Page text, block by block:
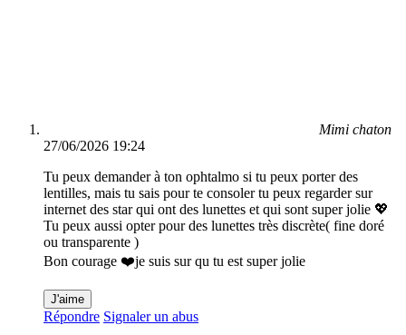
Mimi chaton
27/06/2026 19:24
Tu peux demander à ton ophtalmo si tu peux porter des
lentilles, mais tu sais pour te consoler tu peux regarder sur
internet des star qui ont des lunettes et qui sont super jolie 💖
Tu peux aussi opter pour des lunettes très discrète( fine doré
ou transparente )
Bon courage ❤️je suis sur qu tu est super jolie
J'aime
Répondre Signaler un abus